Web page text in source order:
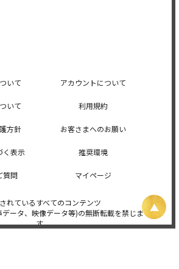
いて アカウントについて
いて 利用規約
方針 お客さまへのお願い
く表示 推奨環境
質問 マイページ
れているすべてのコンテンツ
ータ、映像データ等)の無断転載を禁じま
す。